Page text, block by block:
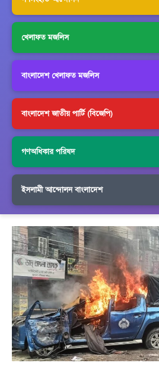
খেলাফত মজলিস
বাংলাদেশ খেলাফত মজলিস
বাংলাদেশ জাতীয় পার্টি (বিজেপি)
গণঅধিকার পরিষদ
ইসলামী আন্দোলন বাংলাদেশ